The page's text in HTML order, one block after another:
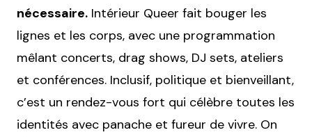
nécessaire. Intérieur Queer fait bouger les
lignes et les corps, avec une programmation
mêlant concerts, drag shows, DJ sets, ateliers
et conférences. Inclusif, politique et bienveillant,
c’est un rendez-vous fort qui célèbre toutes les
identités avec panache et fureur de vivre. On